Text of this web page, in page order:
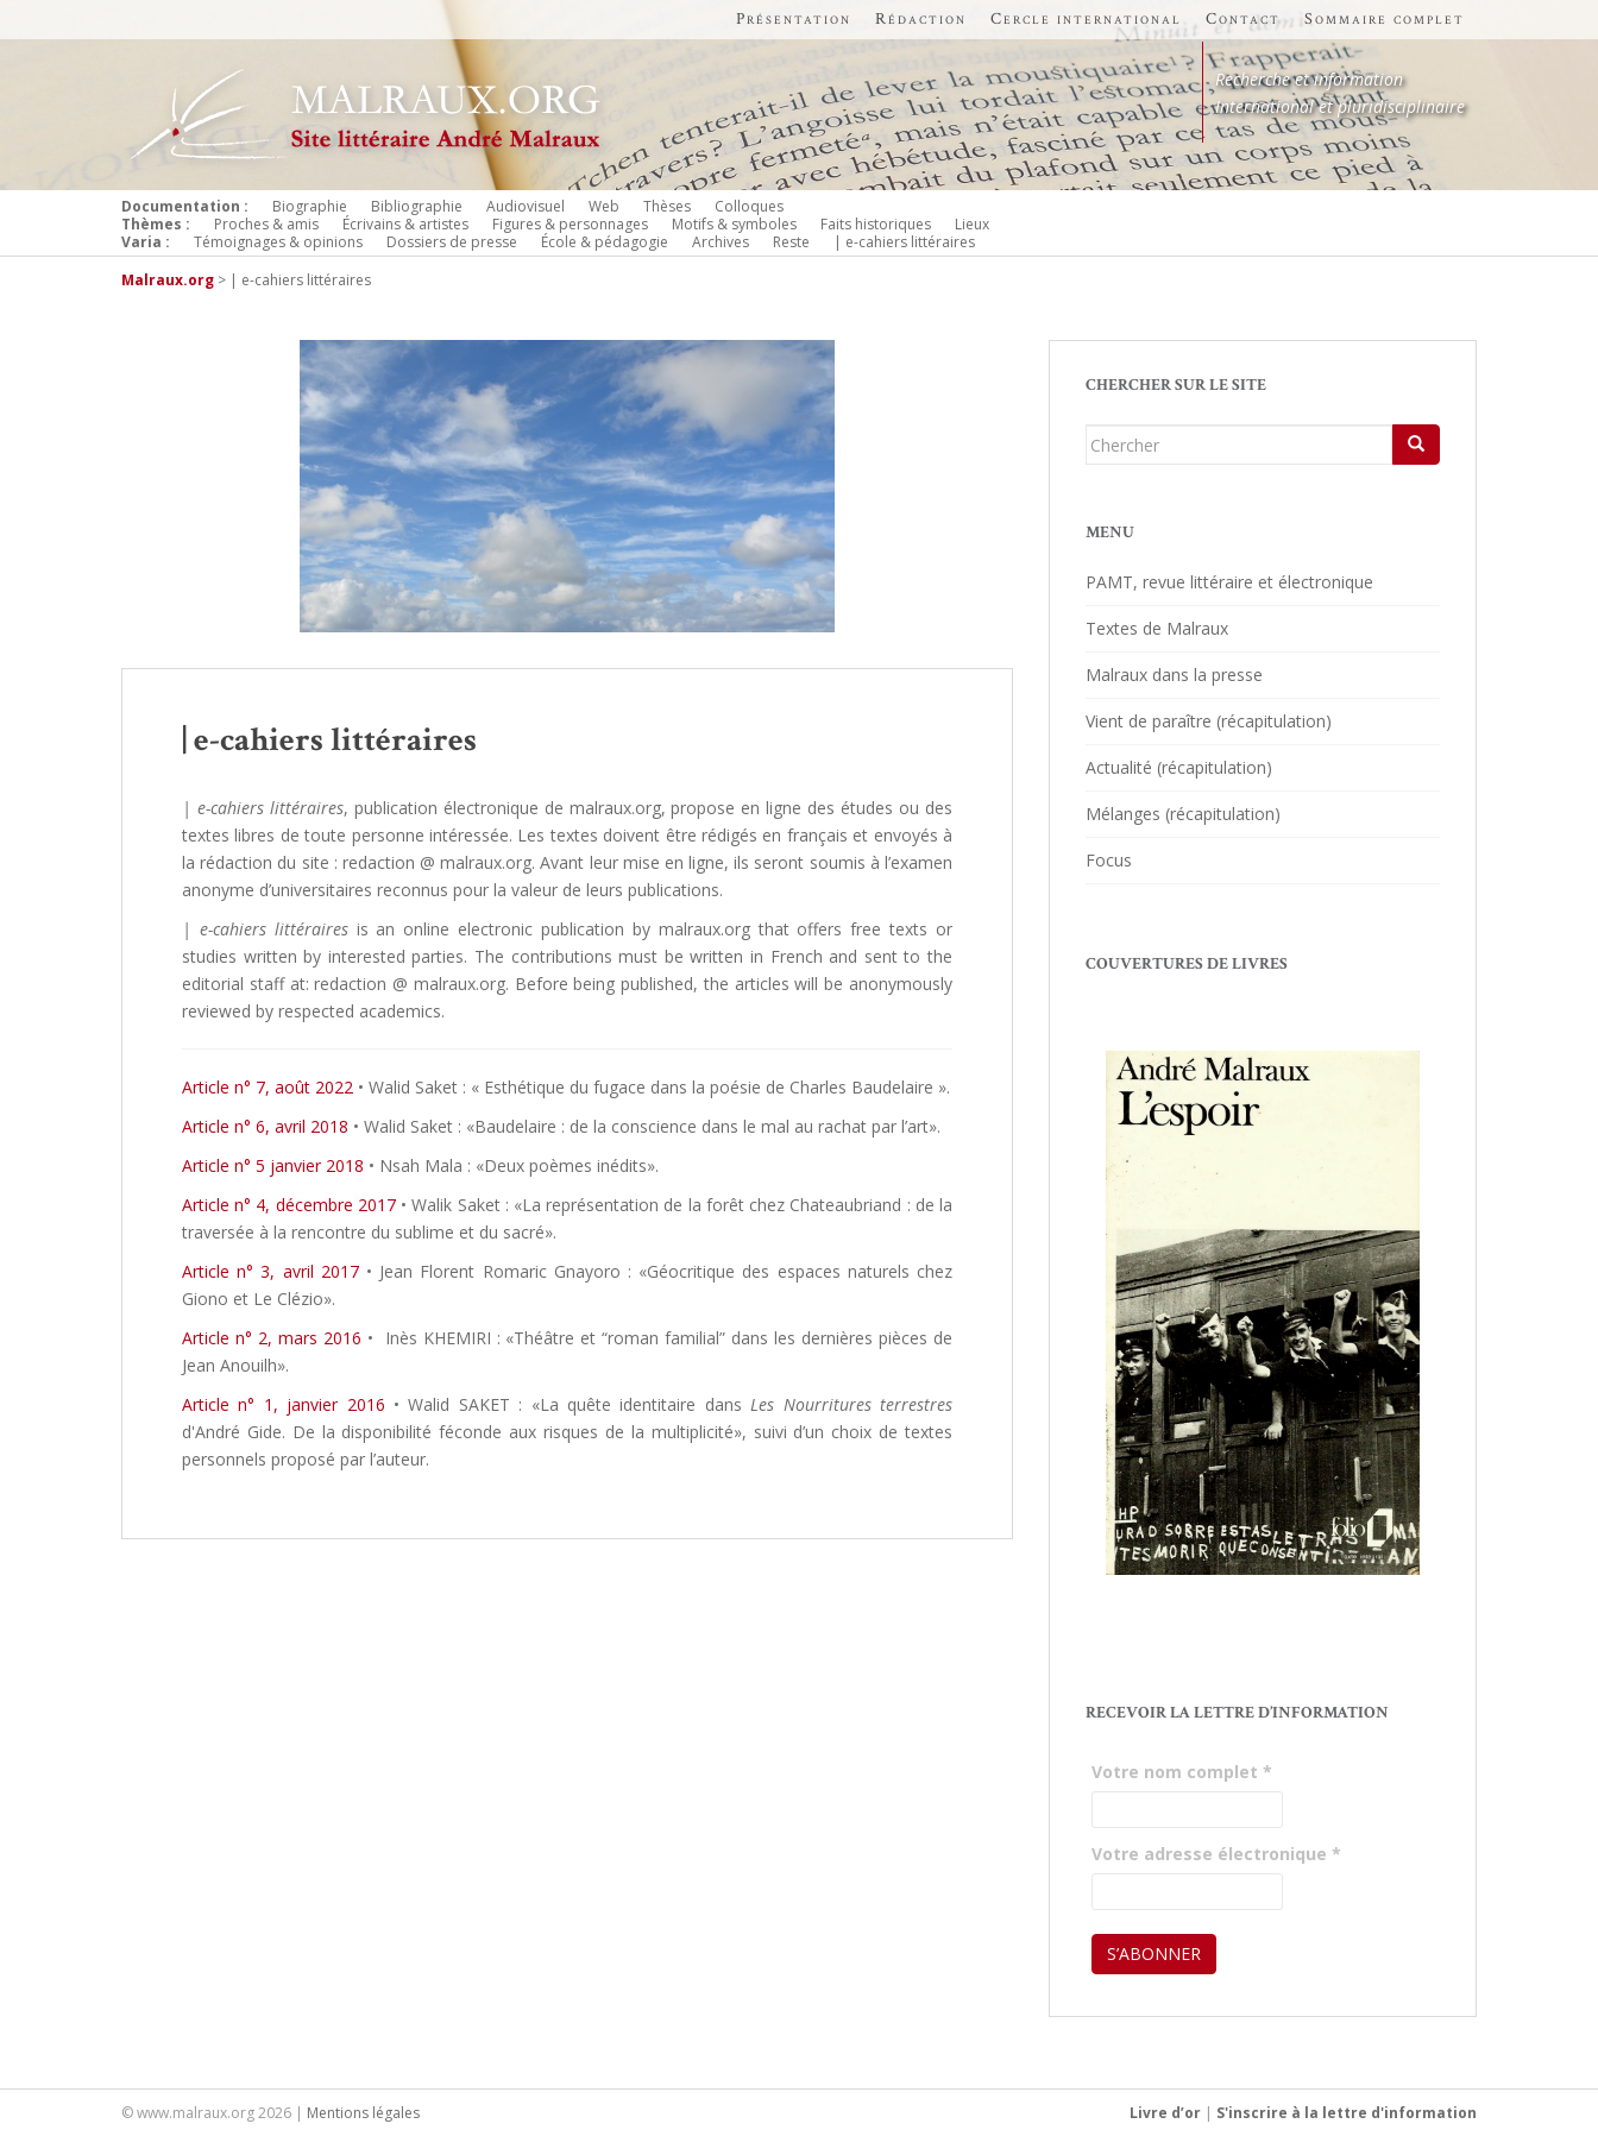
Présentation Rédaction Cercle international Contact Sommaire complet
Recherche et information
International et pluridisciplinaire
Documentation : Biographie Bibliographie Audiovisuel Web Thèses
Colloques
Thèmes :
Proches & amis Écrivains & artistes Figures & personnages Motifs & symboles Faits historiques
Lieux
Varia :
Témoignages & opinions Dossiers de presse École & pédagogie Archives Reste
| e-cahiers littéraires
Malraux.org > | e-cahiers littéraires
| e-cahiers littéraires
| e-cahiers littéraires, publication électronique de malraux.org, propose en ligne des études ou des
textes libres de toute personne intéressée. Les textes doivent être rédigés en français et envoyés à
la rédaction du site : redaction @ malraux.org. Avant leur mise en ligne, ils seront soumis à l’examen
anonyme d’universitaires reconnus pour la valeur de leurs publications.
| e-cahiers littérairesis an online electronic publication by malraux.org that offers free texts or
studies written by interested parties. The contributions must be written in French and sent to the
editorial staff at: redaction @ malraux.org. Before being published, the articles will be anonymously
reviewed by respected academics.
Article n° 7, août 2022 • Walid Saket : « Esthétique du fugace dans la poésie de Charles Baudelaire ».
Article n° 6, avril 2018 • Walid Saket : «Baudelaire : de la conscience dans le mal au rachat par l’art».
Article n° 5 janvier 2018 • Nsah Mala : «Deux poèmes inédits».
Article n° 4, décembre 2017• Walik Saket : «La représentation de la forêt chez Chateaubriand : de la
traversée à la rencontre du sublime et du sacré».
Article n° 3, avril 2017• Jean Florent Romaric Gnayoro : «Géocritique des espaces naturels chez
Giono et Le Clézio».
Article n° 2, mars 2016 • Inès KHEMIRI : «Théâtre et “roman familial” dans les dernières pièces de
Jean Anouilh».
Article n° 1, janvier 2016 • Walid SAKET : «La quête identitaire dansLes Nourritures terrestres
d'André Gide. De la disponibilité féconde aux risques de la multiplicité», suivi d’un choix de textes
personnels proposé par l’auteur.
CHERCHER SUR LE SITE
Chercher...
MENU
PAMT, revue littéraire et électronique
Textes de Malraux
Malraux dans la presse
Vient de paraître (récapitulation)
Actualité (récapitulation)
Mélanges (récapitulation)
Focus
COUVERTURES DE LIVRES
RECEVOIR LA LETTRE D’INFORMATION
Votre nom complet *
Votre adresse électronique *
© www.malraux.org 2026 | Mentions légales Livre d’or | S'inscrire à la lettre d'information